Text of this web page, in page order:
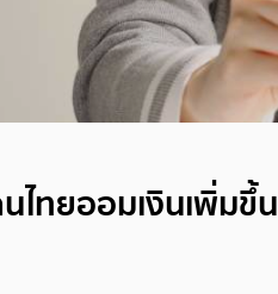
ไทยออมเงินเพิ่มขึ้น